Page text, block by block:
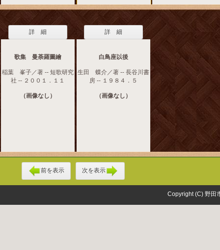
詳 細
歌集 曼荼羅圖繪
稲葉 峯子／著 -- 短歌研究
社 -- ２００１．１１
（画像なし）
詳 細
白鳥座以後
生田 蝶介／著 -- 長谷川書
房 -- １９８４．５
（画像なし）
前を表示 次を表示
Copyright (C) 野田